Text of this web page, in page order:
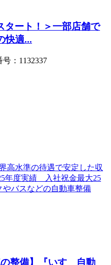
タート！＞一部店舗で
快適...
：1132337
整備】『いすゞ自動